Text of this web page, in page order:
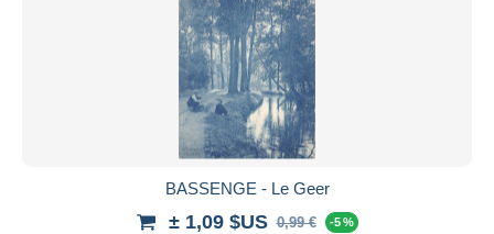
BASSENGE - Le Geer
± 1,09 $US 0,99 € -5 %